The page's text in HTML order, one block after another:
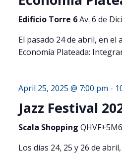
Edificio Torre 6Av. 6 de
El pasado 24 de abril, en
Economía Plateada:
April 25, 2025 @ 7:00 pm -
Jazz Festival
Scala Shopping
Los días 24, 25 y 26 de